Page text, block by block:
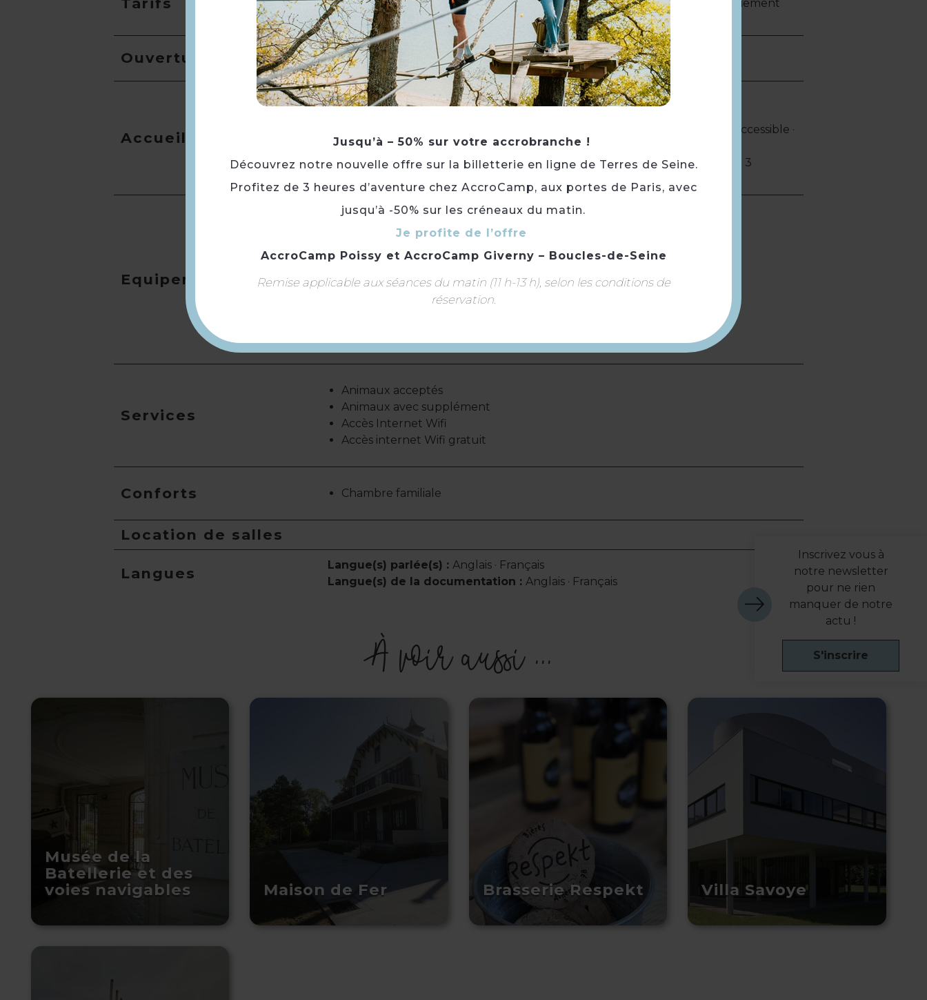
Modes de paiement :Carte bancaire/crédit · Chèque-Vacances Classic · Paiement
en ligne · Apple Pay
Ouverture Toute l'année tous les jours.
Accueil
Publics :Accueil groupes · Accueil groupes affaire/incentive
Accessible en fauteuil roulant en autonomie · Entrée accessible ·
Une chambre PMR
Nb. pers. pouvant être accueillies simultanément en fauteuil roulant : 3
Equipement
Salon de télévision
Bar
Restaurant climatisé
Services
Animaux acceptés
Animaux avec supplément
Accès Internet Wifi
Accès internet Wifi gratuit
Conforts Chambre familiale
Location de salles
Langues Langue(s) parlée(s) : Anglais · Français
Langue(s) de la documentation : Anglais · Français
À voir aussi ...
Musée de la
Batellerie et des
voies navigables
Maison de Fer Brasserie Respekt Villa Savoye
Inscrivez vous à
notre newsletter
pour ne rien
manquer de notre
actu !
S'inscrire
Jusqu’à – 50% sur votre accrobranche !
Découvrez notre nouvelle offre sur la billetterie en ligne de Terres de Seine.
Profitez de 3 heures d’aventure chez AccroCamp, aux portes de Paris, avec
jusqu’à -50% sur les créneaux du matin.
Je profite de l’offre
AccroCamp Poissy et AccroCamp Giverny – Boucles-de-Seine
Remise applicable aux séances du matin (11 h-13 h), selon les conditions de
réservation.